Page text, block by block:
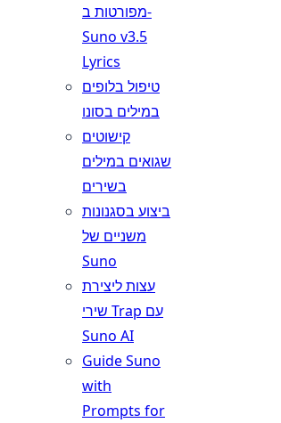
מפורטות ב-
Suno v3.5
Lyrics
טיפול בלופים
במילים בסונו
קישוטים
שגואים במילים
בשירים
ביצוע בסגנונות
משניים של
Suno
עצות ליצירת
שירי Trap עם
Suno AI
Guide Suno
with
Prompts for